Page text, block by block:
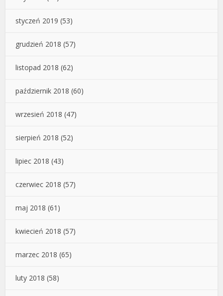
styczeń 2019 (53)
grudzień 2018 (57)
listopad 2018 (62)
październik 2018 (60)
wrzesień 2018 (47)
sierpień 2018 (52)
lipiec 2018 (43)
czerwiec 2018 (57)
maj 2018 (61)
kwiecień 2018 (57)
marzec 2018 (65)
luty 2018 (58)